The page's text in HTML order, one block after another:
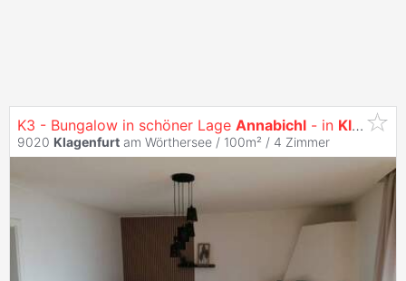
K3 - Bungalow in schöner Lage Annabichl - in Klagenfurt
9020 Klagenfurt am Wörthersee / 100m² / 4 Zimmer